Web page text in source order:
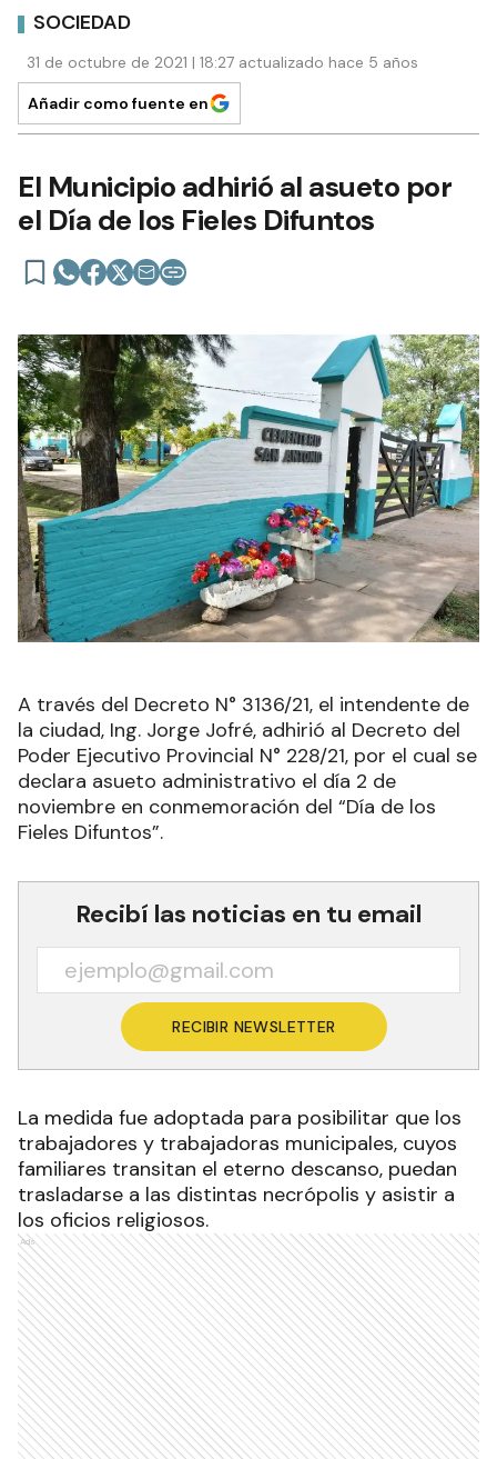
SOCIEDAD
31 de octubre de 2021 | 18:27 actualizado hace 5 años
Añadir como fuente en
El Municipio adhirió al asueto por
el Día de los Fieles Difuntos
A través del Decreto N° 3136/21, el intendente de
la ciudad, Ing. Jorge Jofré, adhirió al Decreto del
Poder Ejecutivo Provincial N° 228/21, por el cual se
declara asueto administrativo el día 2 de
noviembre en conmemoración del “Día de los
Fieles Difuntos”.
Recibí las noticias en tu email
RECIBIR NEWSLETTER
La medida fue adoptada para posibilitar que los
trabajadores y trabajadoras municipales, cuyos
familiares transitan el eterno descanso, puedan
trasladarse a las distintas necrópolis y asistir a
los oficios religiosos.
Ads